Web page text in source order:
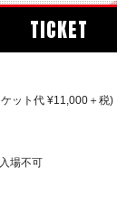
TICKET
ット代 ¥11,000＋税)
場不可